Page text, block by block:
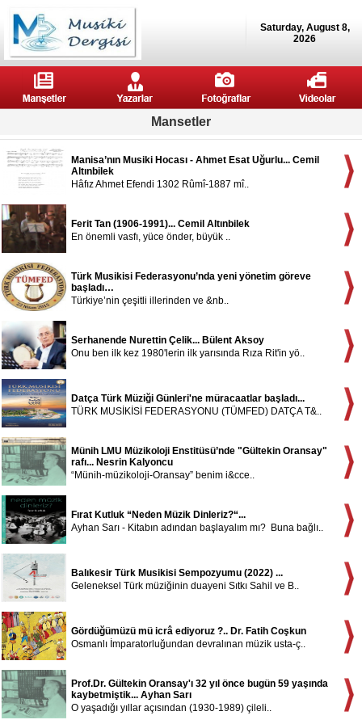
Saturday, August 8,
2026
Mansetler
Manisa’nın Musiki Hocası - Ahmet Esat Uğurlu... Cemil
Altınbilek
Hâfız Ahmet Efendi 1302 Rûmî-1887 mî..
Ferit Tan (1906-1991)... Cemil Altınbilek
En önemli vasfı, yüce önder, büyük ..
Türk Musikisi Federasyonu’nda yeni yönetim göreve
başladı…
Türkiye’nin çeşitli illerinden ve &nb..
Serhanende Nurettin Çelik... Bülent Aksoy
Onu ben ilk kez 1980'lerin ilk yarısında Rıza Rit'in yö..
Datça Türk Müziği Günleri'ne müracaatlar başladı...
TÜRK MUSİKİSİ FEDERASYONU (TÜMFED) DATÇA T&..
Münih LMU Müzikoloji Enstitüsü’nde "Gültekin Oransay"
rafı... Nesrin Kalyoncu
“Münih-müzikoloji-Oransay” benim i&cce..
Fırat Kutluk “Neden Müzik Dinleriz?“...
Ayhan Sarı - Kitabın adından başlayalım mı? Buna bağlı..
Balıkesir Türk Musikisi Sempozyumu (2022) ...
Geleneksel Türk müziğinin duayeni Sıtkı Sahil ve B..
Gördüğümüzü mü icrâ ediyoruz ?.. Dr. Fatih Coşkun
Osmanlı İmparatorluğundan devralınan müzik usta-ç..
Prof.Dr. Gültekin Oransay'ı 32 yıl önce bugün 59 yaşında
kaybetmiştik... Ayhan Sarı
O yaşadığı yıllar açısından (1930-1989) çileli..